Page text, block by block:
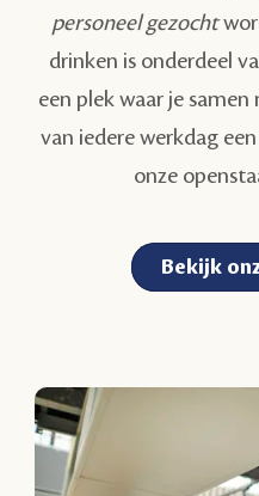
personeel gezocht
drinken is onderdeel
een plek waar je samen
van iedere werkdag
onze
Bekijk